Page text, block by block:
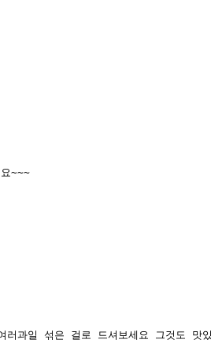
~~~
러과일 섞은 걸로 드셔보세요 그것도 맛